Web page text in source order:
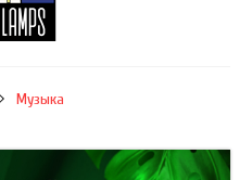
Музыка